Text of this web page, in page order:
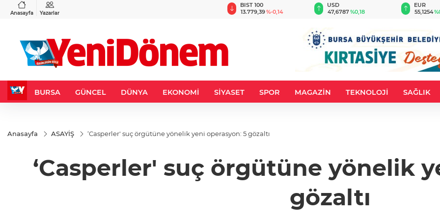
Anasayfa Yazarlar
%-0,22
BIST 100
13.779,39%-0,14
USD
47,6787%0,18
EUR
55,1254
BURSA GÜNCEL DÜNYA EKONOMİ SİYASET SPOR MAGAZİN TEKNOLOJİ SAĞLIK
Anasayfa ASAYİŞ ‘Casperler' suç örgütüne yönelik yeni operasyon: 5 gözaltı
‘Casperler' suç örgütüne yönelik
gözaltı